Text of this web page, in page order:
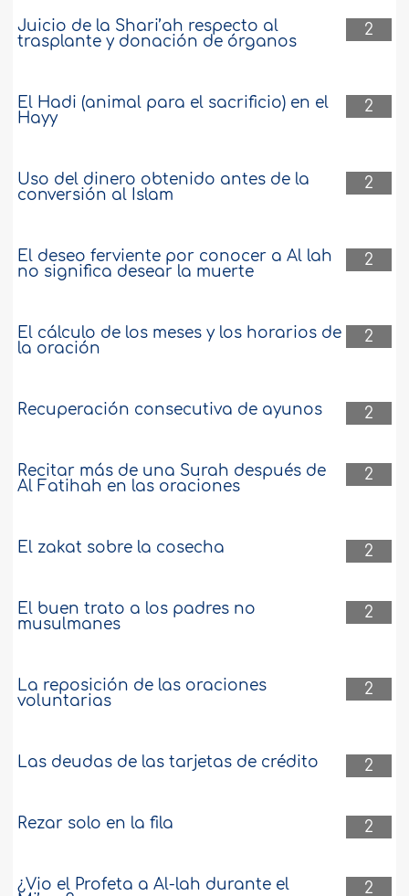
2
Juicio de la Shari’ah respecto al
trasplante y donación de órganos
2
El Hadi (animal para el sacrificio) en el
Hayy
2
Uso del dinero obtenido antes de la
conversión al Islam
2
El deseo ferviente por conocer a Al lah
no significa desear la muerte
2
El cálculo de los meses y los horarios de
la oración
2
Recuperación consecutiva de ayunos
2
Recitar más de una Surah después de
Al Fatihah en las oraciones
2
El zakat sobre la cosecha
2
El buen trato a los padres no
musulmanes
2
La reposición de las oraciones
voluntarias
2
Las deudas de las tarjetas de crédito
2
Rezar solo en la fila
2
¿Vio el Profeta a Al-lah durante el